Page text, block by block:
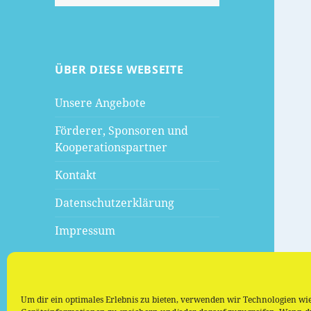
Um dir ein optimales Erlebnis zu bieten, verwenden wir Technologien
ÜBER DIESE WEBSEITE
Unsere Angebote
Förderer, Sponsoren und
Kooperationspartner
Kontakt
Datenschutzerklärung
Impressum